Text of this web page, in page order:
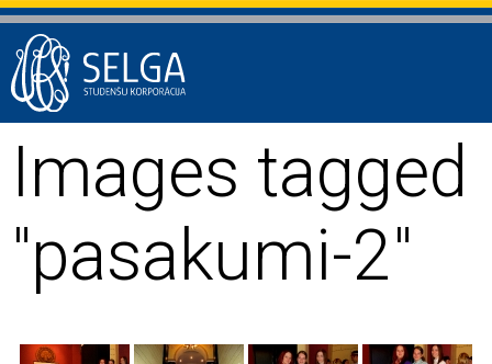
Images tagged
"pasakumi-2"